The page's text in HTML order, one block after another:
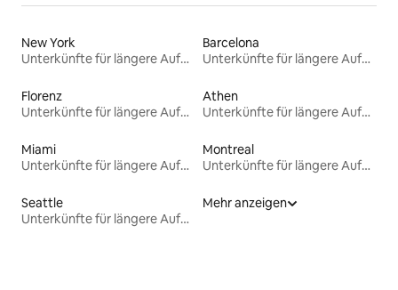
New York
Unterkünfte für längere Aufenthalte
Barcelona
Unterkünfte für längere Aufenthalte
Florenz
Unterkünfte für längere Aufenthalte
Athen
Unterkünfte für längere Aufenthalte
Miami
Unterkünfte für längere Aufenthalte
Montreal
Unterkünfte für längere Aufenthalte
Seattle
Unterkünfte für längere Aufenthalte
Mehr anzeigen